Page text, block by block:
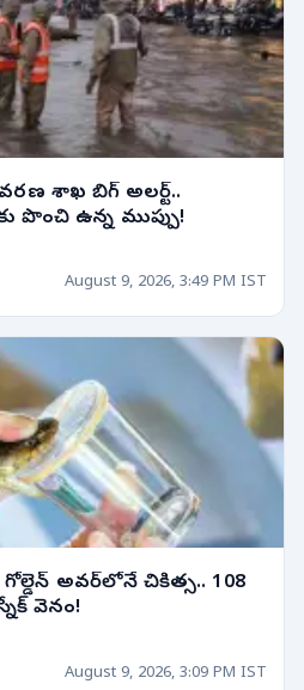
శాఖ బిగ్ అలర్ట్..
అల్పపీడనంతో ఈ జిల్లాలకు పొంచి ఉన్న ముప్పు!
August 9, 2026, 3:49 PM IST
అవర్‌లోనే చికిత్స.. 108
వెనం!
August 9, 2026, 3:09 PM IST